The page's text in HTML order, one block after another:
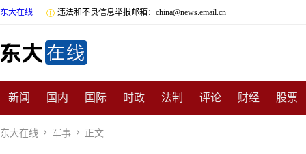
东大在线  违法和不良信息举报邮箱：china@news.email.cn
新闻 国内 国际 时政 法制 评论 财经 股票
数码 民俗 招商
东大在线  军事  正文